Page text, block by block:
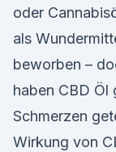
oder
als
beworben –
haben CBD Öl
Schmerzen
Wirkung von